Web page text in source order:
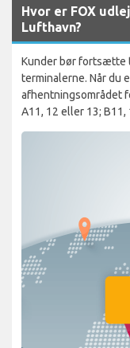
Hvor er FOX
Lufthavn?
Kunder bør fortsætte
terminalerne. Når du
afhentningsområdet
A11, 12 eller 13;